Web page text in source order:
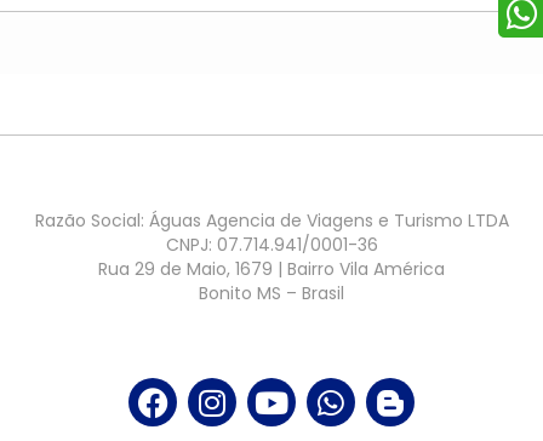
Razão Social: Águas Agencia de Viagens e Turismo LTDA
CNPJ: 07.714.941/0001-36
Rua 29 de Maio, 1679 | Bairro Vila América
Bonito MS – Brasil